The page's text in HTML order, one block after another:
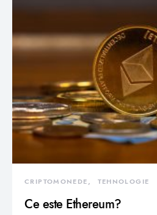
CRIPTOMONEDE TEHNOLOGIE
Ce este Ethereum?